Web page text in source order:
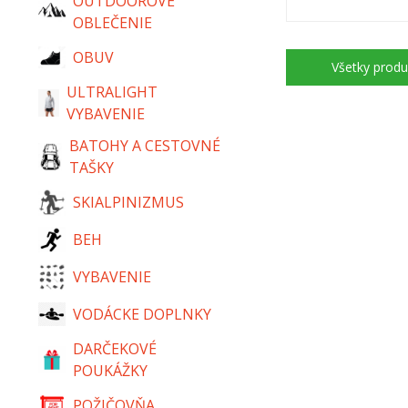
Všetky
OBLEČENIE
OBUV
ULTRALIGHT
VYBAVENIE
BATOHY A CESTOVNÉ
TAŠKY
SKIALPINIZMUS
BEH
VYBAVENIE
VODÁCKE DOPLNKY
DARČEKOVÉ
POUKÁŽKY